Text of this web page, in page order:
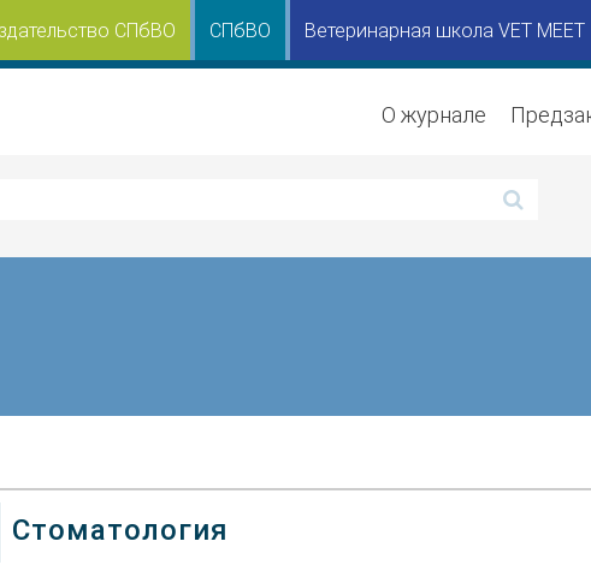
СПбВО СПбВО Ветеринарная школа VET MEET
О журнале
Стоматология